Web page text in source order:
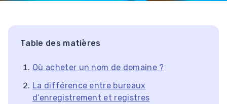
Table des matières
Où acheter un nom de domaine ?
La différence entre bureaux
d’enregistrement et registres